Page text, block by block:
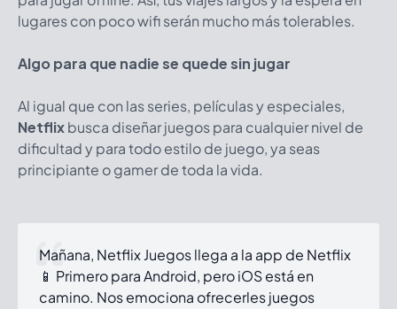
lugares con poco wifi serán mucho más tolerables.
Algo para que nadie se quede sin jugar
Al igual que con las series, películas y especiales,
Netflixbusca diseñar juegos para cualquier nivel de
dificultad y para todo estilo de juego, ya seas
principiante o gamer de toda la vida.
Mañana, Netflix Juegos llega a la app de Netflix
📱 Primero para Android, pero iOS está en
camino. Nos emociona ofrecerles juegos